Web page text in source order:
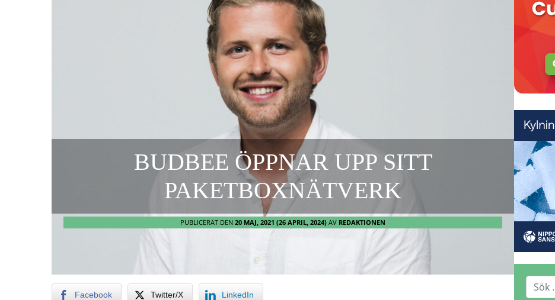
BUDBEE ÖPPNAR UPP SITT
PAKETBOXNÄTVERK
PUBLICERAT DEN 20 MAJ, 2021 (26 APRIL, 2024) AV REDAKTIONEN
Facebook Twitter/X LinkedIn